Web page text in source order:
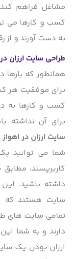
مشاغل فراهم
کسب و کارها می
به دست آورند و از
طراحی سایت ارزان در
همانطور که بارها
برای موفقیت هر
کسب و کارها به
برای آن نداشته
سایت ارزان در اهواز
شما می توانید
کاربرپسند، مطابق
داشته باشید.
سایت هستند که
تمامی سایت های
دارند و به شما
ارزان بودن یک